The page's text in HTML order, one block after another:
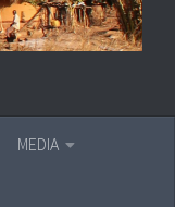
MEDIA